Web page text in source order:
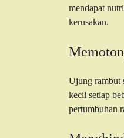
mendapat
kerusakan.
Ujung rambut
kecil setiap
pertumbuhan